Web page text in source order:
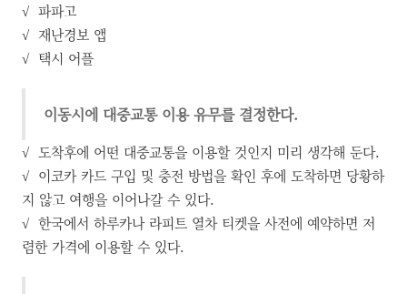
√ 파파고
√ 재난경보 앱
√ 택시 어플
이동시에 대중교통 이용 유무를 결정한다.
√ 도착후에 어떤 대중교통을 이용할 것인지 미리 생각해 둔다.
√ 이코카 카드 구입 및 충전 방법을 확인 후에 도착하면 당황하
지 않고 여행을 이어나갈 수 있다.
√ 한국에서 하루카나 라피트 열차 티켓을 사전에 예약하면 저
렴한 가격에 이용할 수 있다.